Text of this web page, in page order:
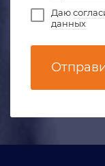
Даю
данных